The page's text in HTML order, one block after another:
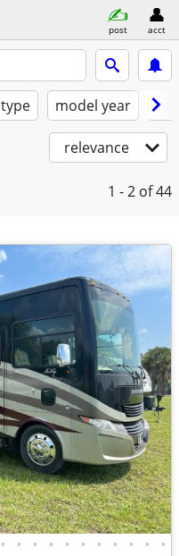
post acct
model year
relevance
1 - 2 of 44
• • • • • • • • • • •